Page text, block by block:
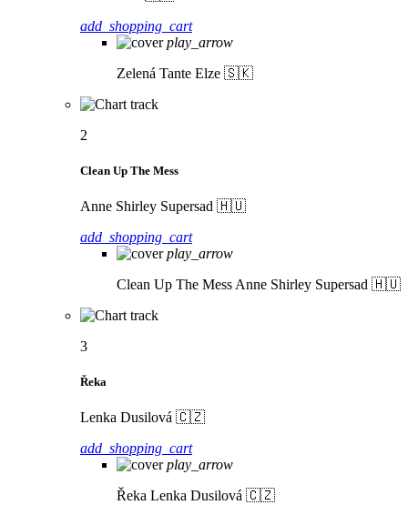
add_shopping_cart
play_arrow
Zelená Tante Elze 🇸🇰
2
Clean Up The Mess
Anne Shirley Supersad 🇭🇺
add_shopping_cart
play_arrow
Clean Up The Mess Anne Shirley Supersad 🇭🇺
3
Řeka
Lenka Dusilová 🇨🇿
add_shopping_cart
play_arrow
Řeka Lenka Dusilová 🇨🇿